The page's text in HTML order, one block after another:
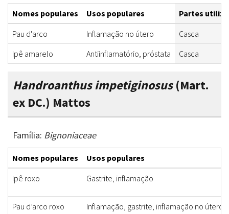
Nomes populares Usos populares
Partes
Pau d'arco
Inflamação no útero
Casca
Ipê amarelo
Antiinflamatório, próstata Casca
Handroanthus impetiginosus(Mart.
ex DC.) Mattos
Família: Bignoniaceae
Nomes populares
Usos populares
Ipê roxo
Gastrite, inflamação
Pau d’arco roxo Inflamação, gastrite, inflamação no úterol